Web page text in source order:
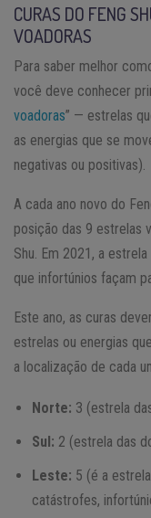
CURAS DO FENG
VOADORAS
Para saber melhor
você deve conhecer
voadoras” — estrelas
as energias que se
negativas ou positivas).
A cada ano novo do
posição das 9 estrelas
Shu. Em 2021, a
que infortúnios façam
Este ano, as curas
estrelas ou energias
a localização de cada
Norte: 3 (estrela
Sul: 2 (estrela das
Leste: 5 (é a
catástrofes,